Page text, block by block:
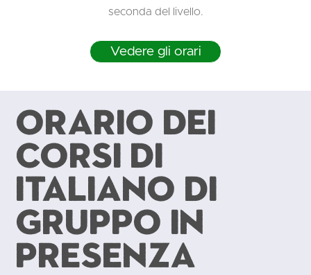
seconda del livello.
Vedere gli orari
Orario dei
corsi di
italiano di
gruppo in
presenza